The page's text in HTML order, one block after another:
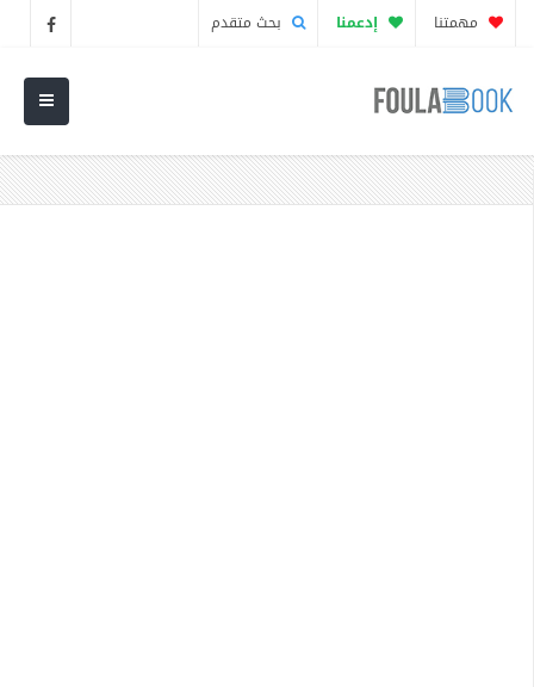
مهمتنا إدعمنا بحث متقدم